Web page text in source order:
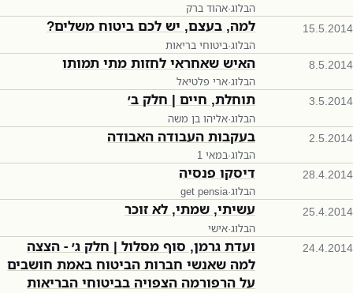
הבלוג·אהוד ברק
15.5.2014 למה, בעצם, יש לכם ביטוח משלים?
הבלוג·ביטוחי בריאות
8.5.2014 האיש שאחראי לחזות מתי תמותו
הבלוג·ארי פלטיאל
3.5.2014 תוחלת, חיים | חלק ב׳
הבלוג·אליהו בן משה
2.5.2014 בעקבות העבודה האבודה
הבלוג·1 במאי
28.4.2014 דיסקו פנסיה
הבלוג·
get pensia
25.4.2014 עשיתי, שמתי, לא זוכר
הבלוג·אישי
24.4.2014
ועדת גרמן, סוף מסלול | חלק ג׳ - הצצה
למה שאנשי חברות הביטוח באמת חושבים
על הרפורמה הצפויה בביטוחי הבריאות